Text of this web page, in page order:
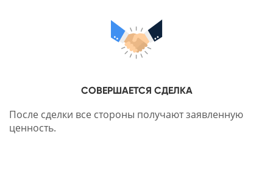
СОВЕРШАЕТСЯ СДЕЛКА
После сделки все стороны получают заявленную
ценность.